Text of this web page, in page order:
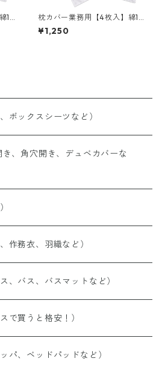
10
白
枕カバー業務用【4枚入】綿10
0% 42×68cm 通常タイプ ピ
ローケース 封筒型 ホワイト 白
¥1,250
ボックスシーツなど）
、角穴開き、デュベカバーな
作務衣、羽織など）
、バス、バスマットなど）
で買うと格安！）
パ、ベッドパッドなど）